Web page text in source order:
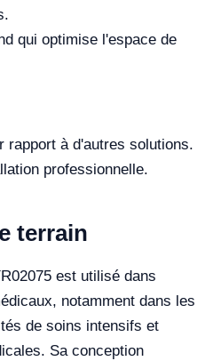
qui optimise l'espace de
rapport à d'autres solutions.
professionnelle.
terrain
est utilisé dans
notamment dans les
de soins intensifs et
Sa conception